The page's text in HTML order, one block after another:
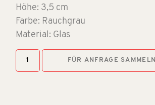
Höhe: 3,5 cm
Farbe: Rauchgrau
Material: Glas
FÜR ANFRAGE SAMMELN